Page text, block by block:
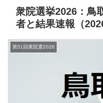
衆院選挙2026：鳥
者と結果速報（
第51回衆院選2026